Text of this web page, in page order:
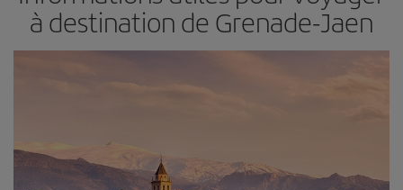
à destination de Grenade-Jaen